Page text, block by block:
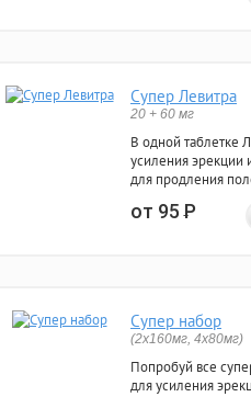
Супер Левитра
20 + 60 мг
В одной таблетке
усиления эрекции
для продления
от 95Р
Супер набор
(2х160мг, 4х80мг)
Попробуй все
для усиления